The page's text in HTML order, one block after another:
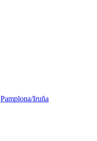
Pamplona/Iruña